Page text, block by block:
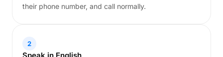
their phone number, and call normally.
2